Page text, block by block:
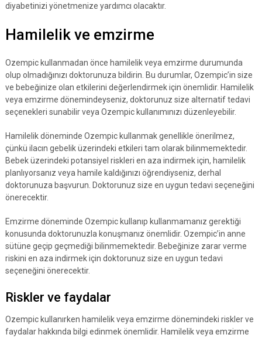
diyabetinizi yönetmenize yardımcı olacaktır.
Hamilelik ve emzirme
Ozempic kullanmadan önce hamilelik veya emzirme durumunda
olup olmadığınızı doktorunuza bildirin. Bu durumlar, Ozempic’in size
ve bebeğinize olan etkilerini değerlendirmek için önemlidir. Hamilelik
veya emzirme dönemindeyseniz, doktorunuz size alternatif tedavi
seçenekleri sunabilir veya Ozempic kullanımınızı düzenleyebilir.
Hamilelik döneminde Ozempic kullanmak genellikle önerilmez,
çünkü ilacın gebelik üzerindeki etkileri tam olarak bilinmemektedir.
Bebek üzerindeki potansiyel riskleri en aza indirmek için, hamilelik
planlıyorsanız veya hamile kaldığınızı öğrendiyseniz, derhal
doktorunuza başvurun. Doktorunuz size en uygun tedavi seçeneğini
önerecektir.
Emzirme döneminde Ozempic kullanıp kullanmamanız gerektiği
konusunda doktorunuzla konuşmanız önemlidir. Ozempic’in anne
sütüne geçip geçmediği bilinmemektedir. Bebeğinize zarar verme
riskini en aza indirmek için doktorunuz size en uygun tedavi
seçeneğini önerecektir.
Riskler ve faydalar
Ozempic kullanırken hamilelik veya emzirme dönemindeki riskler ve
faydalar hakkında bilgi edinmek önemlidir. Hamilelik veya emzirme